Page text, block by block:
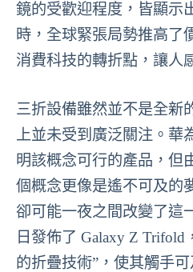
鏡的受歡迎程度，皆顯示
時，全球緊張局勢推高了
消費科技的轉折點，讓人
三折設備雖然並不是全新
上並未受到廣泛關注。華
明該概念可行的產品，但
個概念更像是遙不可及的
卻可能一夜之間改變了這
日發佈了 Galaxy Z
的折疊技術”，使其觸手可